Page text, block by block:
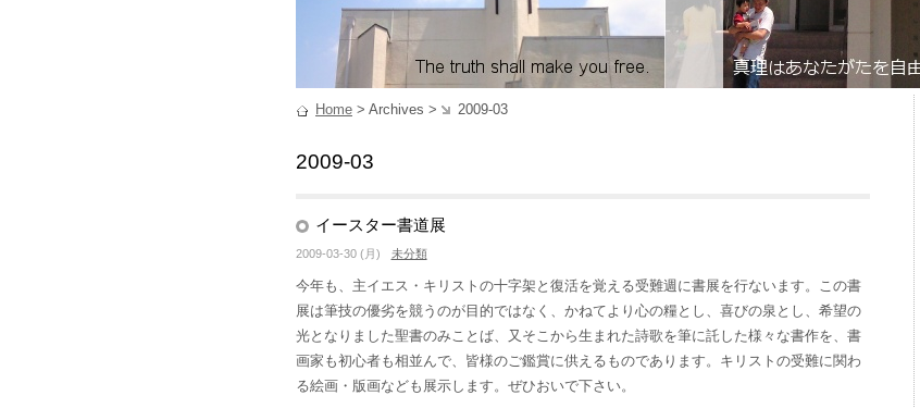
Home > Archives > 2009-03
2009-03
イースター書道展
2009-03-30 (月) 未分類
今年も、主イエス・キリストの十字架と復活を覚える受難週に書展を行ないます。この書
展は筆技の優劣を競うのが目的ではなく、かねてより心の糧とし、喜びの泉とし、希望の
光となりました聖書のみことば、又そこから生まれた詩歌を筆に託した様々な書作を、書
画家も初心者も相並んで、皆様のご鑑賞に供えるものであります。キリストの受難に関わ
る絵画・版画なども展示します。ぜひおいで下さい。